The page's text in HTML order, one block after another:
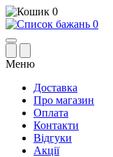
0
0
Меню
Доставка
Про магазин
Оплата
Контакти
Відгуки
Акції